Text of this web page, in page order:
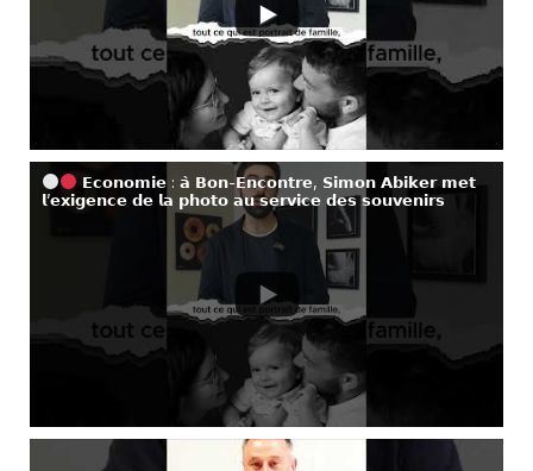
𝗘𝗰𝗼𝗻𝗼𝗺𝗶𝗲 : 𝗮̀ 𝗕𝗼𝗻-𝗘𝗻𝗰𝗼𝗻𝘁𝗿𝗲, 𝗦𝗶𝗺𝗼𝗻 𝗔𝗯𝗶𝗸𝗲𝗿 𝗺𝗲𝘁
𝗹’𝗲𝘅𝗶𝗴𝗲𝗻𝗰𝗲 𝗱𝗲 𝗹𝗮 𝗽𝗵𝗼𝘁𝗼 𝗮𝘂 𝘀𝗲𝗿𝘃𝗶𝗰𝗲 𝗱𝗲𝘀 𝘀𝗼𝘂𝘃𝗲𝗻𝗶𝗿𝘀